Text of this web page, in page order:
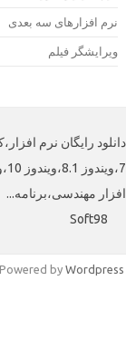
افزارهای سه بعدی
فیلم
رایگان نرم
مهندسی،برنامه...
Soft98
| Powered by